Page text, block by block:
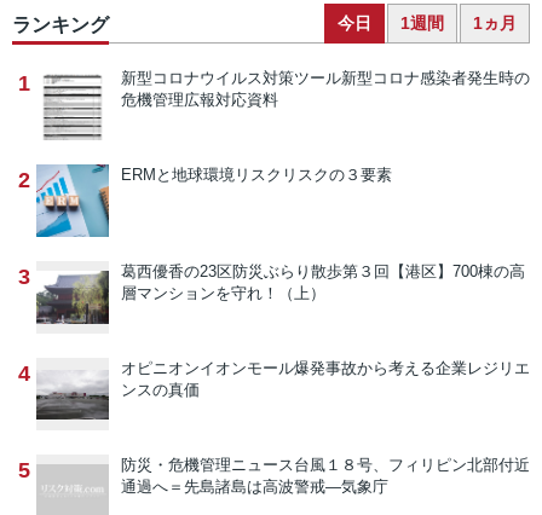
ランキング 今日 1週間 1ヵ月
1 新型コロナウイルス対策ツール新型コロナ感染者発生時の
危機管理広報対応資料
2 ERMと地球環境リスク リスクの３要素
3 葛西優香の23区防災ぶらり散歩第３回【港区】700棟の高
層マンションを守れ！（上）
4 オピニオンイオンモール爆発事故から考える企業レジリエ
ンスの真価
5 防災・危機管理ニュース台風１８号、フィリピン北部付近
通過へ＝先島諸島は高波警戒―気象庁